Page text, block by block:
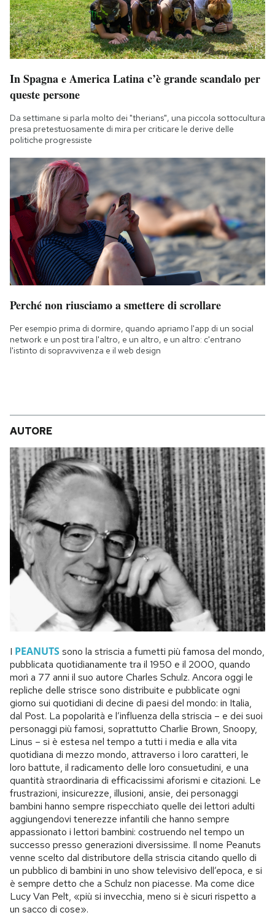
In Spagna e America Latina c’è grande scandalo per
queste persone
Da settimane si parla molto dei "therians", una piccola sottocultura
presa pretestuosamente di mira per criticare le derive delle
politiche progressiste
Perché non riusciamo a smettere di scrollare
Per esempio prima di dormire, quando apriamo l'app di un social
network e un post tira l'altro, e un altro, e un altro: c'entrano
l'istinto di sopravvivenza e il web design
AUTORE
I PEANUTSsono la striscia a fumetti più famosa del mondo,
pubblicata quotidianamente tra il 1950 e il 2000, quando
morì a 77 anni il suo autore Charles Schulz. Ancora oggi le
repliche delle strisce sono distribuite e pubblicate ogni
giorno sui quotidiani di decine di paesi del mondo: in Italia,
dal Post. La popolarità e l’influenza della striscia – e dei suoi
personaggi più famosi, soprattutto Charlie Brown, Snoopy,
Linus – si è estesa nel tempo a tutti i media e alla vita
quotidiana di mezzo mondo, attraverso i loro caratteri, le
loro battute, il radicamento delle loro consuetudini, e una
quantità straordinaria di efficacissimi aforismi e citazioni. Le
frustrazioni, insicurezze, illusioni, ansie, dei personaggi
bambini hanno sempre rispecchiato quelle dei lettori adulti
aggiungendovi tenerezze infantili che hanno sempre
appassionato i lettori bambini: costruendo nel tempo un
successo presso generazioni diversissime. Il nome Peanuts
venne scelto dal distributore della striscia citando quello di
un pubblico di bambini in uno show televisivo dell’epoca, e si
è sempre detto che a Schulz non piacesse. Ma come dice
Lucy Van Pelt, «più si invecchia, meno si è sicuri rispetto a
un sacco di cose».